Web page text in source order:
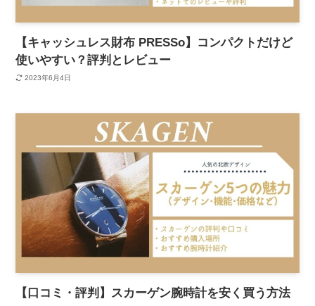
【キャッシュレス財布 PRESSo】コンパクトだけど
使いやすい？評判とレビュー
2023年6月4日
【口コミ・評判】スカーゲン腕時計を安く買う方法